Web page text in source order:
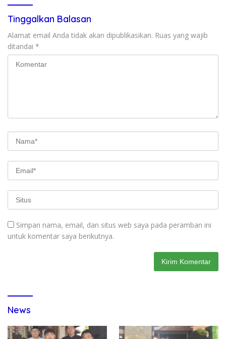
Tinggalkan Balasan
Alamat email Anda tidak akan dipublikasikan. Ruas yang wajib
ditandai *
Simpan nama, email, dan situs web saya pada peramban ini
untuk komentar saya berikutnya.
News